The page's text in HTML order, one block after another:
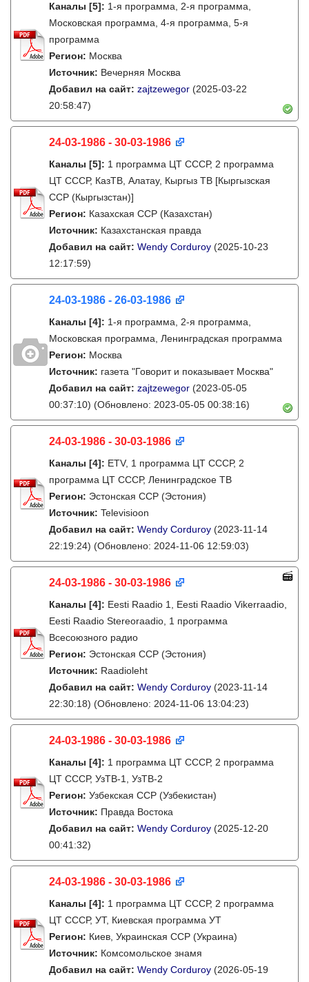
Каналы [5]: 1-я программа, 2-я программа,
Московская программа, 4-я программа, 5-я
программа
Регион: Москва
Источник: Вечерняя Москва
Добавил на сайт: zajtzewegor (2025-03-22
20:58:47)
24-03-1986 - 30-03-1986
Каналы [5]: 1 программа ЦТ СССР, 2 программа
ЦТ СССР, КазТВ, Алатау, Кыргыз ТВ [Кыргызская
ССР (Кыргызстан)]
Регион: Казахская ССР (Казахстан)
Источник: Казахстанская правда
Добавил на сайт: Wendy Corduroy (2025-10-23
12:17:59)
24-03-1986 - 26-03-1986
Каналы [4]: 1-я программа, 2-я программа,
Московская программа, Ленинградская программа
Регион: Москва
Источник: газета "Говорит и показывает Москва"
Добавил на сайт: zajtzewegor (2023-05-05
00:37:10) (Обновлено: 2023-05-05 00:38:16)
24-03-1986 - 30-03-1986
Каналы [4]: ETV, 1 программа ЦТ СССР, 2
программа ЦТ СССР, Ленинградское ТВ
Регион: Эстонская ССР (Эстония)
Источник: Televisioon
Добавил на сайт: Wendy Corduroy (2023-11-14
22:19:24) (Обновлено: 2024-11-06 12:59:03)
24-03-1986 - 30-03-1986
Каналы [4]: Eesti Raadio 1, Eesti Raadio Vikerraadio,
Eesti Raadio Stereoraadio, 1 программа
Всесоюзного радио
Регион: Эстонская ССР (Эстония)
Источник: Raadioleht
Добавил на сайт: Wendy Corduroy (2023-11-14
22:30:18) (Обновлено: 2024-11-06 13:04:23)
24-03-1986 - 30-03-1986
Каналы [4]: 1 программа ЦТ СССР, 2 программа
ЦТ СССР, УзТВ-1, УзТВ-2
Регион: Узбекская ССР (Узбекистан)
Источник: Правда Востока
Добавил на сайт: Wendy Corduroy (2025-12-20
00:41:32)
24-03-1986 - 30-03-1986
Каналы [4]: 1 программа ЦТ СССР, 2 программа
ЦТ СССР, УТ, Киевская программа УТ
Регион: Киев, Украинская ССР (Украина)
Источник: Комсомольское знамя
Добавил на сайт: Wendy Corduroy (2026-05-19